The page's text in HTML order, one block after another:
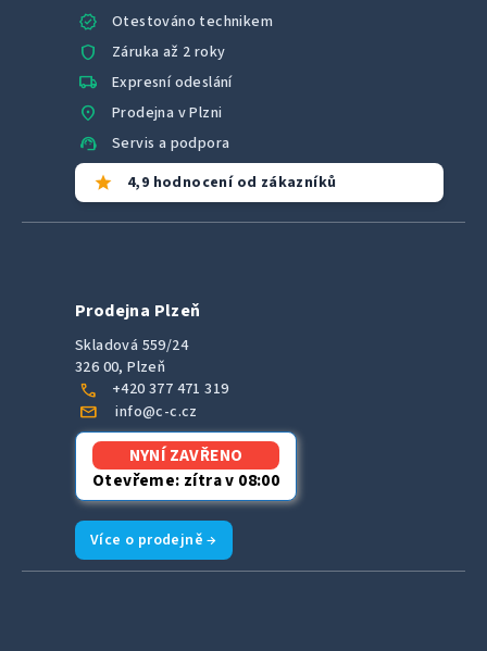
verified
Otestováno technikem
shield Záruka až 2 roky
local_shipping Expresní odeslání
location_on Prodejna v Plzni
support_agent Servis a podpora
star 4,9 hodnocení od zákazníků
Prodejna Plzeň
Skladová 559/24
326 00, Plzeň
call +420 377 471 319
mail info@c-c.cz
NYNÍ ZAVŘENO
Otevřeme: zítra v 08:00
Více o prodejně →